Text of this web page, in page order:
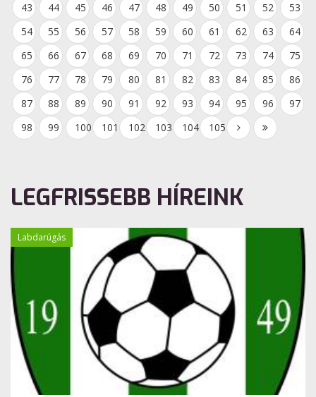
43
44 45 46 47 48 49 50 51 52
53
54
55 56 57 58 59 60 61 62 63
64
65
66 67 68 69 70 71 72 73 74
75
76
77 78 79 80 81 82 83 84 85
86
87
88 89 90 91 92 93 94 95 96
97
98
99 100 101 102 103 104 105
LEGFRISSEBB HÍREINK
Labdarúgás